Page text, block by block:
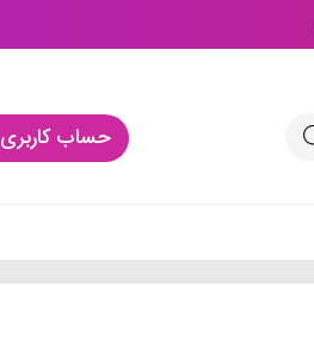
حساب کاربری